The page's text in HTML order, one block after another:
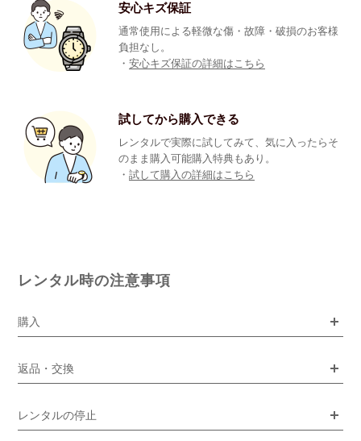
安心キズ保証
通常使用による軽微な傷・故障・破損のお客様
負担なし。
・安心キズ保証の詳細はこちら
試してから購入できる
レンタルで実際に試してみて、気に入ったらそ
のまま購入可能購入特典もあり。
・試して購入の詳細はこちら
レンタル時の注意事項
購入
返品・交換
レンタルの停止